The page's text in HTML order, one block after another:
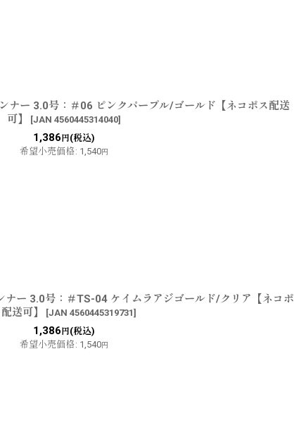
ナー 3.0号：＃06 ピンクパープル/ゴールド【ネコポス配送
可】
[JAN 4560445314040]
1,386 円(税込)
希望小売価格: 1,540円
ナー 3.0号：＃TS-04 ケイムラアジゴールド/クリア【ネコポ
送可】
[JAN 4560445319731]
1,386 円(税込)
希望小売価格: 1,540円